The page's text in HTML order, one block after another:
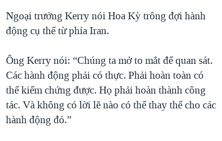
Ngoại trưởng Kerry nói Hoa Kỳ trông đợi hành
động cụ thể từ phía Iran.
Ông Kerry nói: “Chúng ta mở to mắt để quan sát.
Các hành động phải có thực. Phải hoàn toàn có
thể kiểm chứng được. Họ phải hoàn thành công
tác. Và không có lời lẽ nào có thể thay thế cho các
hành động đó.”